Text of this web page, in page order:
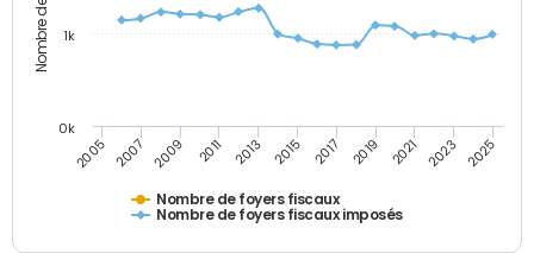
Nombre de foyers fiscaux
Nombre de foyers fiscaux imposés
2005 2007 2009 2011 2013 2015 2017 2019 2021 2023 2025
0k
1k